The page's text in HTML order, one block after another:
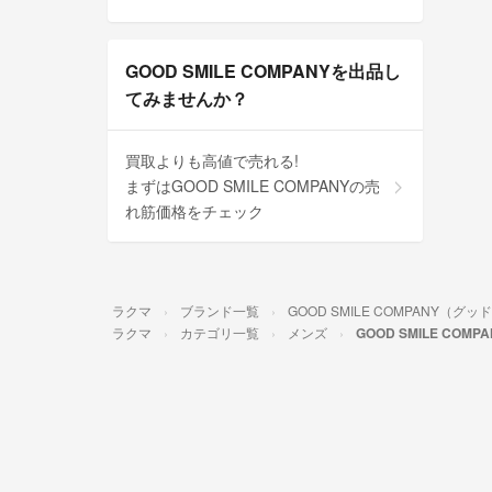
GOOD SMILE COMPANYを出品し
てみませんか？
買取よりも高値で売れる!
まずはGOOD SMILE COMPANYの売
れ筋価格をチェック
ラクマ ブランド一覧 GOOD SMILE COMPANY（グッ
ラクマ カテゴリ一覧 メンズ GOOD SMILE